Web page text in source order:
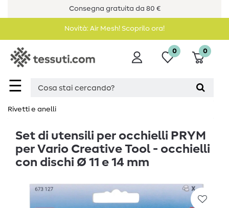
Consegna gratuita da 80 €
Novità: Air Mesh! Scoprilo ora!
☰
0 0
Rivetti e anelli
Set di utensili per occhielli PRYM
per Vario Creative Tool - occhielli
con dischi Ø 11 e 14 mm